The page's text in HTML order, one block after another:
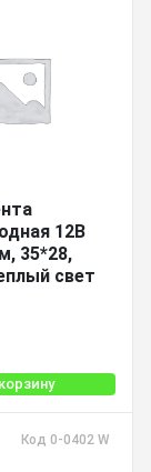
12В
35*28,
свет
Код 0-0402 W